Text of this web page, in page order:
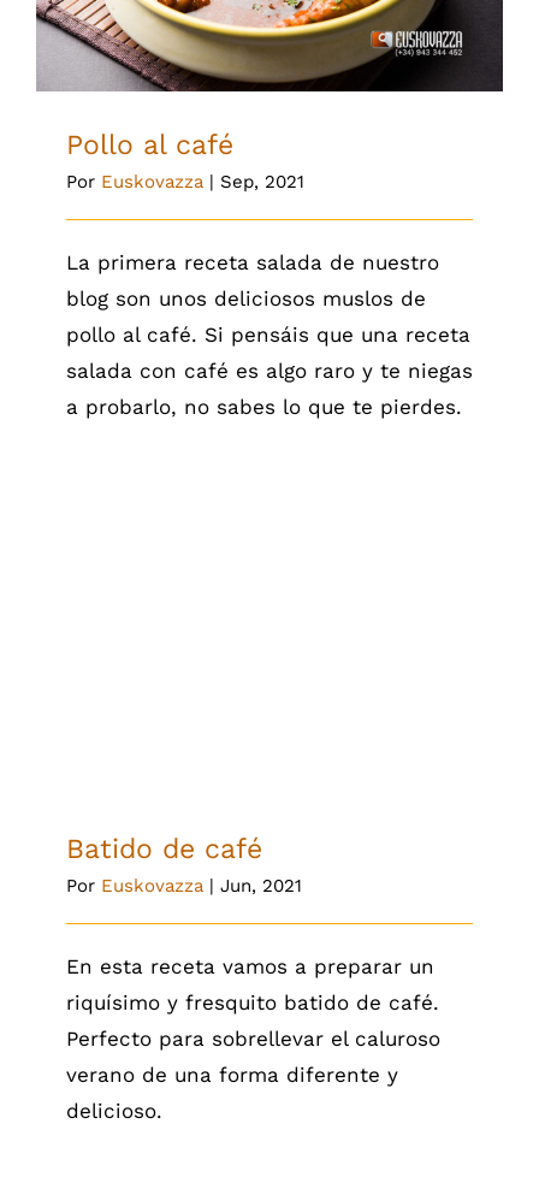
Pollo al café
Por Euskovazza | Sep, 2021
La primera receta salada de nuestro
blog son unos deliciosos muslos de
pollo al café. Si pensáis que una receta
salada con café es algo raro y te niegas
a probarlo, no sabes lo que te pierdes.
Batido de café
Por Euskovazza | Jun, 2021
En esta receta vamos a preparar un
riquísimo y fresquito batido de café.
Perfecto para sobrellevar el caluroso
verano de una forma diferente y
delicioso.